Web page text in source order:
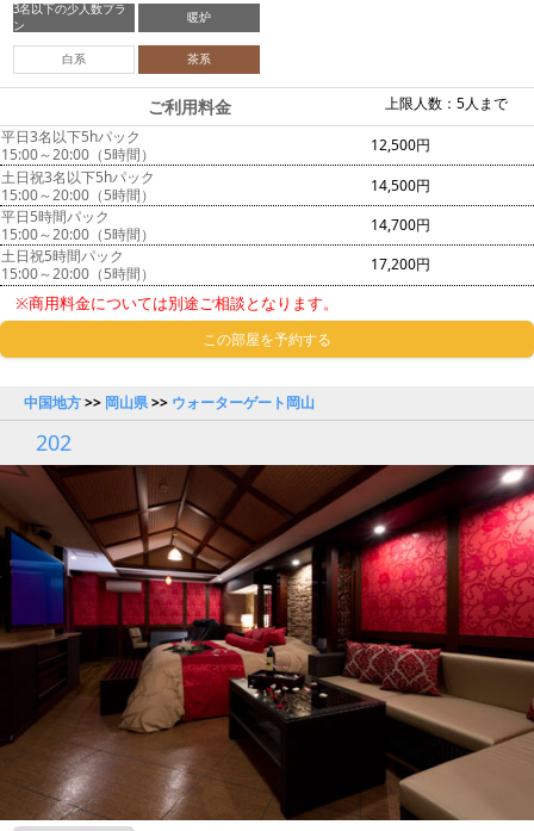
3名以下の少人数プラ
ン
暖炉
白系 茶系
上限人数：5人まで
ご利用料金
平日3名以下5hパック
15:00～20:00（5時間）
12,500円
土日祝3名以下5hパック
15:00～20:00（5時間）
14,500円
平日5時間パック
15:00～20:00（5時間）
14,700円
土日祝5時間パック
15:00～20:00（5時間）
17,200円
※商用料金については別途ご相談となります。
この部屋を予約する
中国地方>> 岡山県>> ウォーターゲート岡山
202